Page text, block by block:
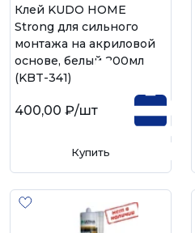
Клей KUDO HOME
Strong для сильного
монтажа на акриловой
основе, белый 200мл
(KBT-341)
400,00 ₽/шт
Купить